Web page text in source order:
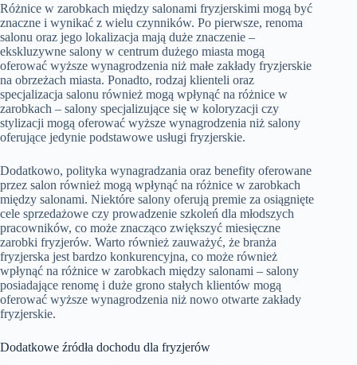
Różnice w zarobkach między salonami fryzjerskimi mogą być
znaczne i wynikać z wielu czynników. Po pierwsze, renoma
salonu oraz jego lokalizacja mają duże znaczenie –
ekskluzywne salony w centrum dużego miasta mogą
oferować wyższe wynagrodzenia niż małe zakłady fryzjerskie
na obrzeżach miasta. Ponadto, rodzaj klienteli oraz
specjalizacja salonu również mogą wpłynąć na różnice w
zarobkach – salony specjalizujące się w koloryzacji czy
stylizacji mogą oferować wyższe wynagrodzenia niż salony
oferujące jedynie podstawowe usługi fryzjerskie.
Dodatkowo, polityka wynagradzania oraz benefity oferowane
przez salon również mogą wpłynąć na różnice w zarobkach
między salonami. Niektóre salony oferują premie za osiągnięte
cele sprzedażowe czy prowadzenie szkoleń dla młodszych
pracowników, co może znacząco zwiększyć miesięczne
zarobki fryzjerów. Warto również zauważyć, że branża
fryzjerska jest bardzo konkurencyjna, co może również
wpłynąć na różnice w zarobkach między salonami – salony
posiadające renomę i duże grono stałych klientów mogą
oferować wyższe wynagrodzenia niż nowo otwarte zakłady
fryzjerskie.
Dodatkowe źródła dochodu dla fryzjerów